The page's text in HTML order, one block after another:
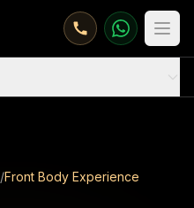
/Front Body Experience